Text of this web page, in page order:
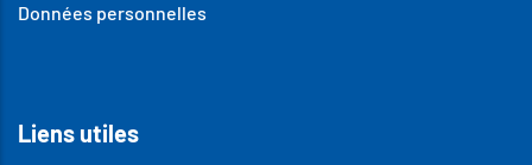
Données personnelles
Liens utiles